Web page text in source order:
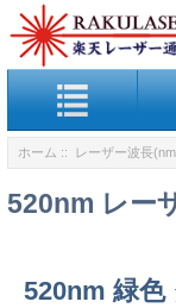
ホーム :: レーザー波長
520nm レー
520nm 緑色